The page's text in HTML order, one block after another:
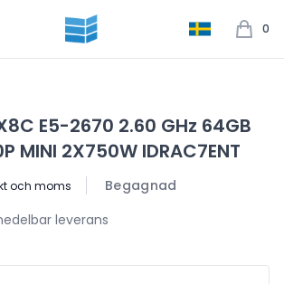
0
E5-2670 2.60 GHz 64GB
MINI 2X750W IDRAC7ENT
och moms
Begagnad
leverans